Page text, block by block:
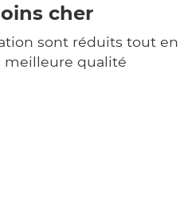
cher
sont réduits tout en
meilleure qualité